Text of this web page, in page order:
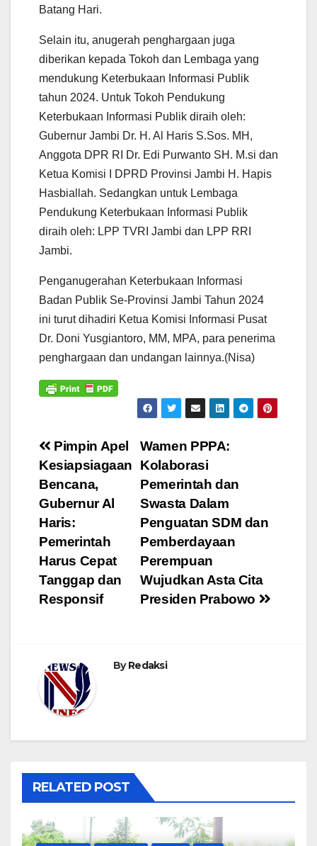
Batang Hari.
Selain itu, anugerah penghargaan juga
diberikan kepada Tokoh dan Lembaga yang
mendukung Keterbukaan Informasi Publik
tahun 2024. Untuk Tokoh Pendukung
Keterbukaan Informasi Publik diraih oleh:
Gubernur Jambi Dr. H. Al Haris S.Sos. MH,
Anggota DPR RI Dr. Edi Purwanto SH. M.si dan
Ketua Komisi I DPRD Provinsi Jambi H. Hapis
Hasbiallah. Sedangkan untuk Lembaga
Pendukung Keterbukaan Informasi Publik
diraih oleh: LPP TVRI Jambi dan LPP RRI
Jambi.
Penganugerahan Keterbukaan Informasi
Badan Publik Se-Provinsi Jambi Tahun 2024
ini turut dihadiri Ketua Komisi Informasi Pusat
Dr. Doni Yusgiantoro, MM, MPA, para penerima
penghargaan dan undangan lainnya.(Nisa)
Navigasi
pos
Wamen PPPA:
Kolaborasi
Pemerintah dan
Swasta Dalam
Penguatan SDM dan
Pemberdayaan
Perempuan
Wujudkan Asta Cita
Presiden Prabowo
Pimpin Apel
Kesiapsiagaan
Bencana,
Gubernur Al
Haris:
Pemerintah
Harus Cepat
Tanggap dan
Responsif
ByRedaksi
RELATED POST